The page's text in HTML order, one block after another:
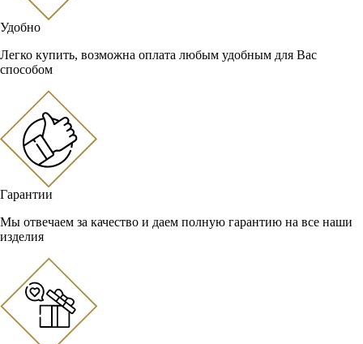
Удобно
Легко купить, возможна оплата любым удобным для Вас
способом
Гарантии
Мы отвечаем за качество и даем полную гарантию на все наши
изделия